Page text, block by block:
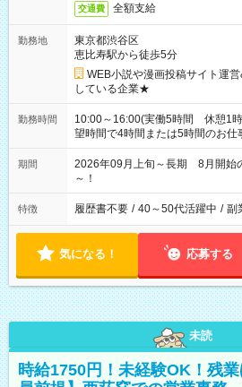
交通費 全額支給
勤務地
東京都渋谷区
恵比寿駅から徒歩5分
WEB小説や漫画投稿サイト運
している企業★
勤務時間
10:00～16:00(実働5時間 休憩1
望時間で4時間または5時間のお仕
期間
2026年09月上旬～長期 8月開
～！
特徴 履歴書不要 / 40～50代活躍中 / 副
気になる！ 応募する
未読
時給1750円！未経験OK！残